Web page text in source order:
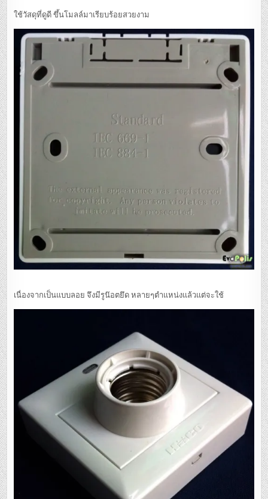
ใช้วัสดุที่ดูดี ขึ้นโมลล์มาเรียบร้อยสวยงาม
เนื่องจากเป็นแบบลอย จึงมีรูน๊อตยึด หลายๆตำแหน่งแล้วแต่จะใช้